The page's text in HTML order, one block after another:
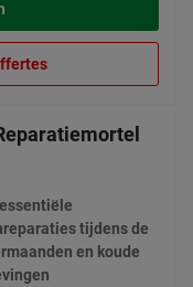
tijdens de
en koude